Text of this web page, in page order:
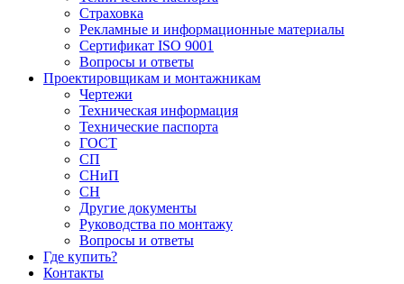
Страховка
Рекламные и информационные материалы
Сертификат ISO 9001
Вопросы и ответы
Проектировщикам и монтажникам
Чертежи
Техническая информация
Технические паспорта
ГОСТ
СП
СНиП
СН
Другие документы
Руководства по монтажу
Вопросы и ответы
Где купить?
Контакты